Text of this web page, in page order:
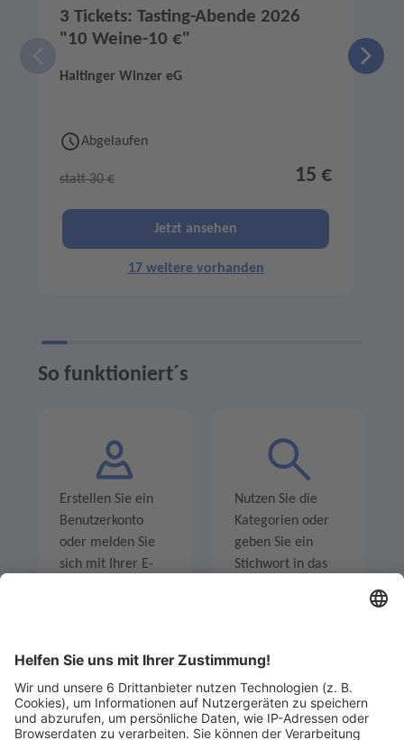
3 Tickets: Tasting-Abende 2026
"10 Weine-10 €"
Haltinger Winzer eG
Abgelaufen
statt 30 € 15 €
Jetzt ansehen
17 weitere vorhanden
So funktioniert´s
Erstellen Sie ein
Benutzerkonto
oder melden Sie
sich mit Ihrer E-
Nutzen Sie die
Kategorien oder
geben Sie ein
Stichwort in das